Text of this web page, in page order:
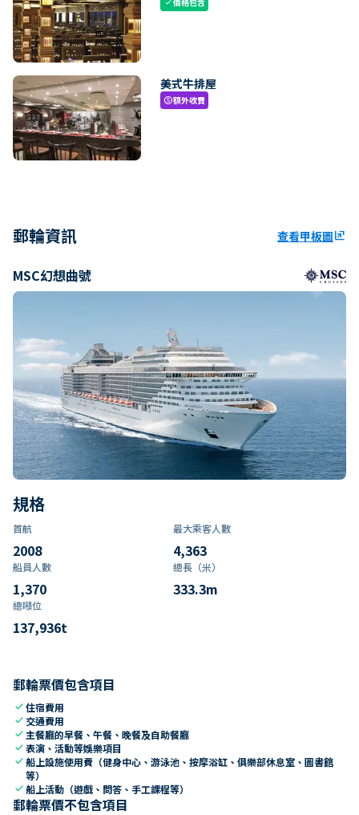
check
美式牛排屋
paid額外收費
郵輪資訊 查看甲板圖ungroup
MSC幻想曲號
規格
首航
2008
最大乘客人數
4,363
船員人數
1,370
總長（米）
333.3m
總噸位
137,936t
郵輪票價包含項目
check住宿費用
check 交通費用
check 主餐廳的早餐、午餐、晚餐及自助餐廳
check表演、活動等娛樂項目
check船上設施使用費（健身中心、游泳池、按摩浴缸、俱樂部休息室、圖書館
等）
check船上活動（遊戲、問答、手工課程等）
郵輪票價不包含項目